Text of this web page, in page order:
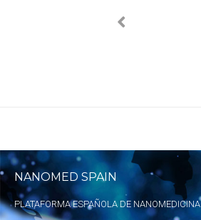
NANOMED SPAIN
PLATAFORMA ESPAÑOLA DE NANOMEDICINA